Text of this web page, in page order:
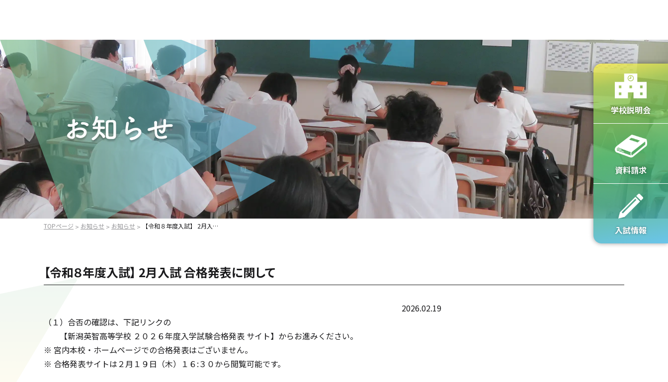
TOPページ > お知らせ > お知らせ > 【令和８年度入試】 2月入試 合格発表に関して
【令和８年度入試】 2月入試 合格発表に関して
2026.02.19
（１）合否の確認は、下記リンクの
【新潟英智高等学校 ２０２６年度入学試験合格発表 サイト】からお進みください。
※ 宮内本校・ホームページでの合格発表はございません。
※ 合格発表サイトは２月１９日（木）１６:３０から閲覧可能です。
学校説明会
資料請求
入試情報